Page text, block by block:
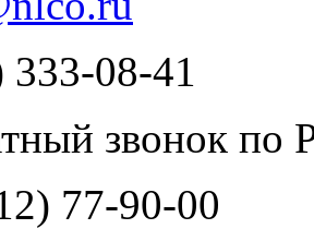
333-08-41
звонок по
77-90-00